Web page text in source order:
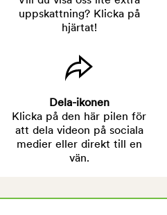
uppskattning? Klicka på
hjärtat!
Dela-ikonen
Klicka på den här pilen för
att dela videon på sociala
medier eller direkt till en
vän.